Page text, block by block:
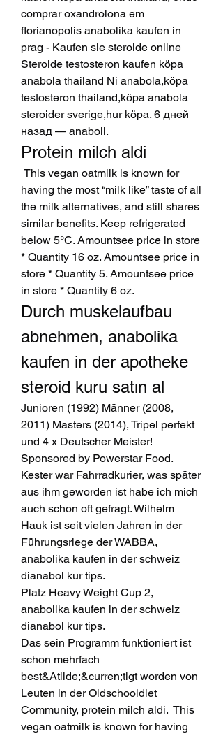
comprar oxandrolona em
florianopolis anabolika kaufen in
prag - Kaufen sie steroide online
Steroide testosteron kaufen köpa
anabola thailand Ni anabola,köpa
testosteron thailand,köpa anabola
steroider sverige,hur köpa. 6 дней
назад — anaboli.
Protein milch aldi
having the most “milk like” taste of all
the milk alternatives, and still shares
similar benefits. Keep refrigerated
below 5°C. Amountsee price in store
* Quantity 16 oz. Amountsee price in
store * Quantity 5. Amountsee price
in store * Quantity 6 oz.
Durch muskelaufbau
abnehmen, anabolika
kaufen in der apotheke
steroid kuru satın al
Junioren (1992) Männer (2008,
2011) Masters (2014), Tripel perfekt
und 4 x Deutscher Meister!
Sponsored by Powerstar Food.
Kester war Fahrradkurier, was später
aus ihm geworden ist habe ich mich
auch schon oft gefragt. Wilhelm
Hauk ist seit vielen Jahren in der
Führungsriege der WABBA,
anabolika kaufen in der schweiz
dianabol kur tips.
Platz Heavy Weight Cup 2,
anabolika kaufen in der schweiz
dianabol kur tips.
Das sein Programm funktioniert ist
schon mehrfach
best&Atilde;&curren;tigt worden von
Leuten in der Oldschooldiet
Community, protein milch aldi.  This
vegan oatmilk is known for having